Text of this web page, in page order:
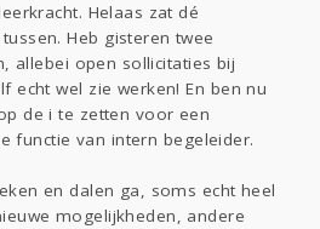
Helaas zat dé
Heb gisteren twee
allebei open sollicitaties bij
echt wel zie werken! En ben nu
de i te zetten voor een
functie van intern begeleider.
en dalen ga, soms echt heel
mogelijkheden, andere